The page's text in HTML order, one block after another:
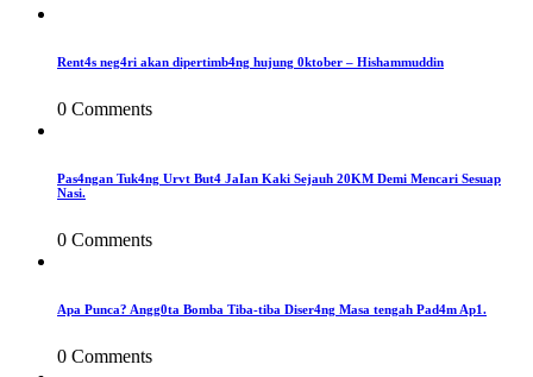
Rent4s neg4ri akan dipertimb4ng hujung 0ktober – Hishammuddin
0 Comments
Pas4ngan Tuk4ng Urvt But4 JaIan Kaki Sejauh 20KM Demi Mencari Sesuap
Nasi.
0 Comments
Apa Punca? Angg0ta Bomba Tiba-tiba Diser4ng Masa tengah Pad4m Ap1.
0 Comments